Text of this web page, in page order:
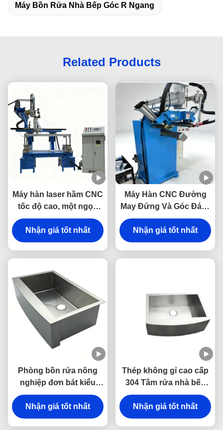
Máy Bồn Rửa Nhà Bếp Góc R Ngang
Related Products
Máy hàn laser hầm CNC
tốc độ cao, một ngọn
đuốc tự động cho bồn
rửa thép không gỉ
Nhận giá tốt nhất
Máy Hàn CNC Đường
May Đứng Và Góc Đáy -
Máy Hàn Đặc Biệt
Nhận giá tốt nhất
Phòng bồn rửa nông
nghiệp đơn bát kiểu
châu Âu cong phía
trước trong thép không
gỉ 304 cho bếp
Nhận giá tốt nhất
Thép không gỉ cao cấp
304 Tầm rửa nhà bếp
dưới đáy với thiết kế
bồn rửa đơn chống trầy
xước và dễ làm sạch
Nhận giá tốt nhất